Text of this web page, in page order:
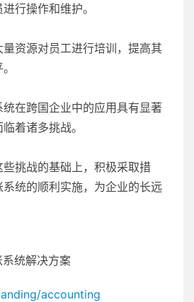
行操作和维护。
资源对员工进行培训，提高其
在跨国企业中的应用具有显著
着诸多挑战。
挑战的基础上，积极采取措
统的顺利实施，为企业的长远
统解决方案
accounting